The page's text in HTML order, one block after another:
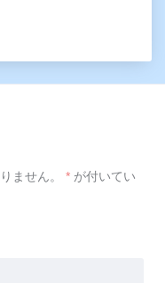
ません。 * が付いてい